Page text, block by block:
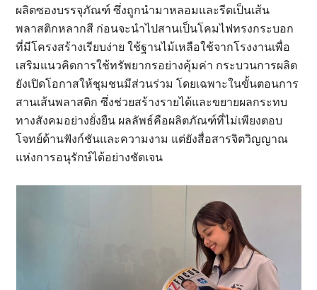
ผลิตซองบรรจุภัณฑ์ ซึ่งถูกนำมาหลอมและรีดเป็นเส้น
พลาสติกหลากสี ก่อนจะนำไปสานเป็นโคมไฟทรงกระบอก
ที่มีโครงสร้างเรียบง่าย ใช้ฐานไม้เหลือใช้จากโรงงานเพื่อ
เสริมแนวคิดการใช้ทรัพยากรอย่างคุ้มค่า กระบวนการผลิต
ยังเปิดโอกาสให้ชุมชนมีส่วนร่วม โดยเฉพาะในขั้นตอนการ
สานเส้นพลาสติก ซึ่งช่วยสร้างรายได้และขยายผลกระทบ
ทางสังคมอย่างยั่งยืน ผลลัพธ์คือผลิตภัณฑ์ที่ไม่เพียงตอบ
โจทย์ด้านฟังก์ชันและความงาม แต่ยังสื่อสารจิตวิญญาณ
แห่งการอนุรักษ์ได้อย่างชัดเจน